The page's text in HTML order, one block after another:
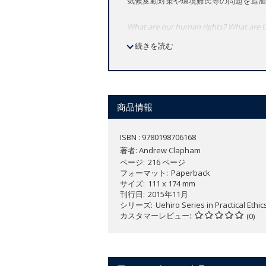
What are our human rights? What are
New to this Edition:
to the human rights debate
Provides a more intense
Today it is usually not long before a
internationally, and must move
ThisVery Short Introduction
movement. Discussing torture and
rights in the context of privacy,
続きを読む
商品情報
ISBN : 9780198706168
著者: Andrew Clapham
ページ 216 ページ
フォーマット
Paperback
サイズ 111 x 174 mm
刊行日 2015年11月
シリーズ Uehiro Series in Practical
カスタマーレビュー
(0)